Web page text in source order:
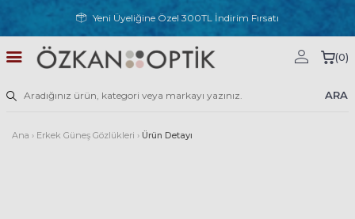
Yeni Üyeliğine Özel 300TL İndirim Fırsatı
ARA
(0)
Ana › Erkek Güneş Gözlükleri › Ürün Detayı